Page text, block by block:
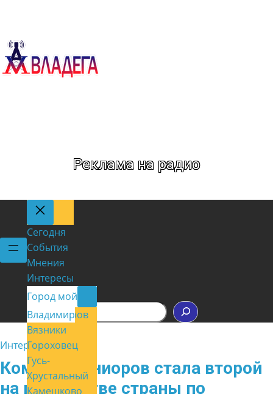
Реклама на радио
Сегодня
События
Мнения
Интересы
Город мой
Владимир
Александров
Вязники
Гороховец
Гусь-
Хрустальный
Камешково
Контакты
сИнтересы
Команда юниоров стала второй
на первенстве страны по